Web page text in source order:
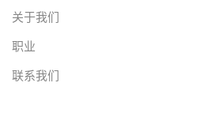
关于我们
职业
联系我们